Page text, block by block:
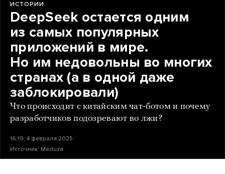
ИСТОРИИ
DeepSeek остается одним
из самых популярных
приложений в мире.
Но им недовольны во многих
странах (а в одной даже
заблокировали)
Что происходит с китайским чат-ботом и почему
разработчиков подозревают во лжи?
16:19, 4 февраля 2025
Источник: Meduza